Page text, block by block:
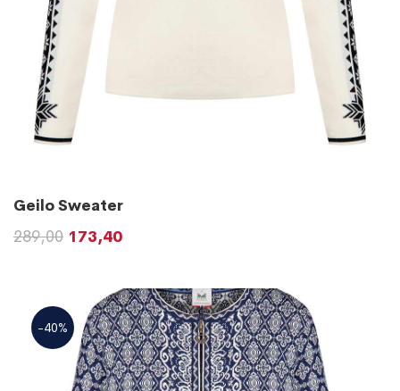
Geilo Sweater
289,00 173,40
-40%